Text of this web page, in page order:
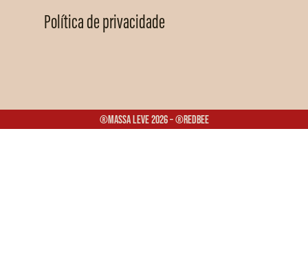
Política de privacidade
®Massa Leve 2026 – ®Redbee